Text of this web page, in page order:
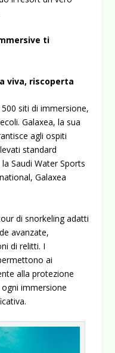
ti
viva, riscoperta
siti di immersione,
Galaxea, la sua
agli ospiti
standard
Saudi Water Sports
Galaxea
di snorkeling adatti
avanzate,
di relitti. I
ai
alla protezione
immersione